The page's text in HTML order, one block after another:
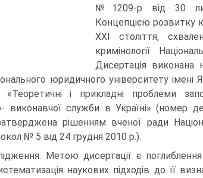
№1209-р від 30
Концепцією розвитку
ХХІ століття,
кримінології
Дисертація виконана
юридичного університету імені
і прикладні проблеми
виконавчої служби в Україні» (номер
рішенням вченої ради
№ 5 від 24 грудня 2010 р.).
Метою дисертації є
наукових підходів до її